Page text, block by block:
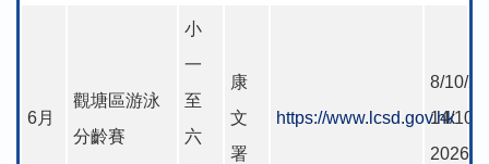
6月
觀塘區游泳
分齡賽
小
一
至
六
康
文
署
https://www.lcsd.gov.hk
8/10/
14/10-
2026